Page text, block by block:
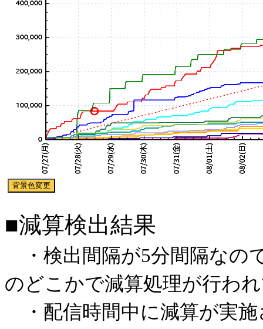
■減算検出結果
・検出間隔が5分間隔なの
のどこかで減算処理が行わ
・配信時間中に減算が実